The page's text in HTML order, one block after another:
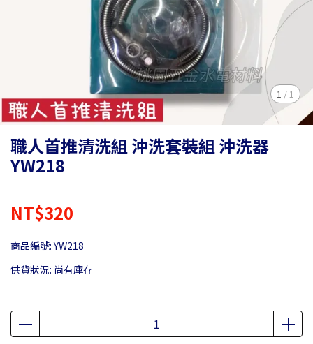
1 / 1
職人首推清洗組 沖洗套裝組 沖洗器
YW218
NT$320
商品編號:YW218
供貨狀況: 尚有庫存